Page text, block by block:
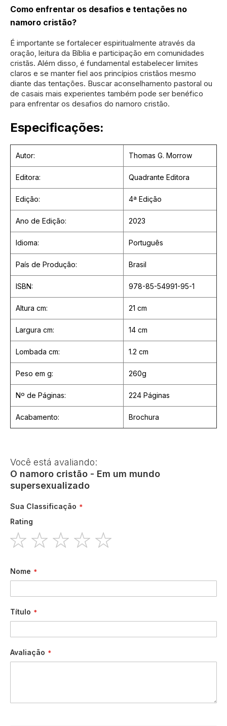
Como enfrentar os desafios e tentações no
namoro cristão?
É importante se fortalecer espiritualmente através da
oração, leitura da Bíblia e participação em comunidades
cristãs. Além disso, é fundamental estabelecer limites
claros e se manter fiel aos princípios cristãos mesmo
diante das tentações. Buscar aconselhamento pastoral ou
de casais mais experientes também pode ser benéfico
para enfrentar os desafios do namoro cristão.
Especificações:
Autor: Thomas G. Morrow
Editora: Quadrante Editora
Edição: 4ª Edição
Ano de Edição: 2023
Idioma: Português
País de Produção: Brasil
ISBN: 978-85-54991-95-1
Altura cm: 21 cm
Largura cm: 14 cm
Lombada cm: 1.2 cm
Peso em g: 260g
Nº de Páginas: 224 Páginas
Acabamento: Brochura
Você está avaliando:
O namoro cristão - Em um mundo
supersexualizado
Sua Classificação
Rating
Nome
Título
Avaliação